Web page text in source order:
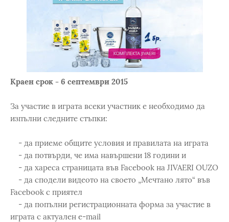
Краен срок - 6 септември 2015
За участие в играта всеки участник е необходимо да
изпълни следните стъпки:
- да приеме общите условия и правилата на играта
- да потвърди, че има навършени 18 години и
- да хареса страницата във Facebook на JIVAERI OUZO
- да сподели видеото на своето „Мечтано лято“ във
Facebook с приятел
- да попълни регистрационната форма за участие в
играта с актуален e-mail